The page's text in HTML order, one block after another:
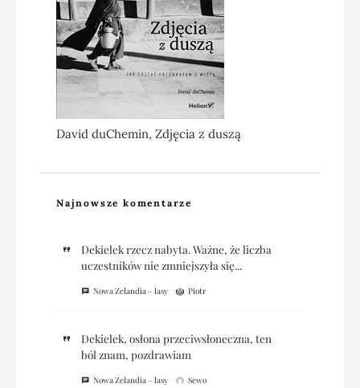
David duChemin, Zdjęcia z duszą
Najnowsze komentarze
Dekielek rzecz nabyta. Ważne, że liczba
uczestników nie zmniejszyła się...
Nowa Zelandia – lasy Piotr
Dekielek, osłona przeciwsłoneczna, ten
ból znam, pozdrawiam
Nowa Zelandia – lasy Sewo